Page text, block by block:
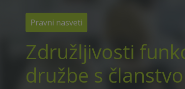
Pravni nasveti
Združljivosti
družbe s